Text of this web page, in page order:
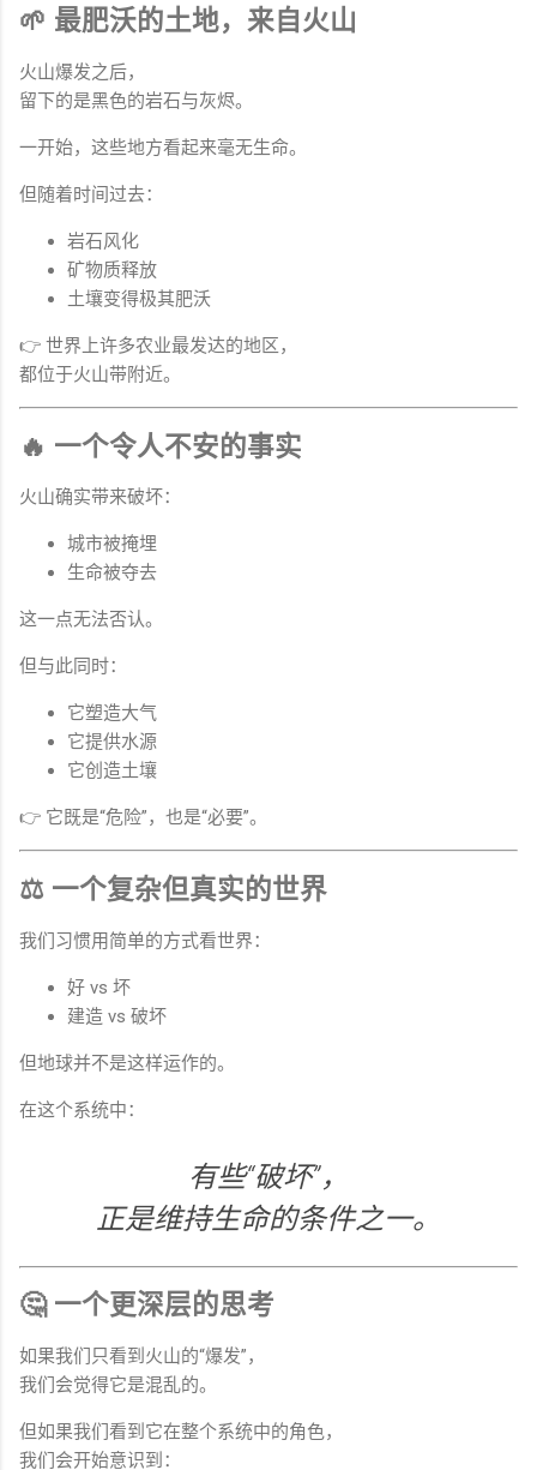
🌱 最肥沃的土地，来自火山
火山爆发之后，
留下的是黑色的岩石与灰烬。
一开始，这些地方看起来毫无生命。
但随着时间过去：
岩石风化
矿物质释放
土壤变得极其肥沃
👉 世界上许多农业最发达的地区，
都位于火山带附近。
🔥 一个令人不安的事实
火山确实带来破坏：
城市被掩埋
生命被夺去
这一点无法否认。
但与此同时：
它塑造大气
它提供水源
它创造土壤
👉 它既是“危险”，也是“必要”。
⚖️ 一个复杂但真实的世界
我们习惯用简单的方式看世界：
好 vs 坏
建造 vs 破坏
但地球并不是这样运作的。
在这个系统中：
有些“破坏”，
正是维持生命的条件之一。
🤔 一个更深层的思考
如果我们只看到火山的“爆发”，
我们会觉得它是混乱的。
但如果我们看到它在整个系统中的角色，
我们会开始意识到：